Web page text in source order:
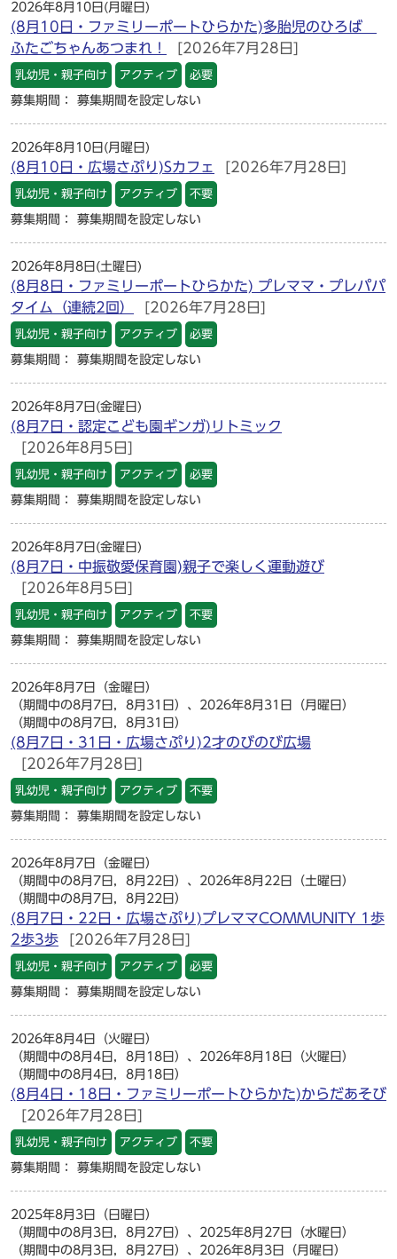
2026年8月10日(月曜日)
(8月10日・ファミリーポートひらかた)多胎児のひろば
ふたごちゃんあつまれ！
[2026年7月28日]
乳幼児・親子向け アクティブ 必要
募集期間： 募集期間を設定しない
2026年8月10日(月曜日)
(8月10日・広場さぷり)Sカフェ [2026年7月28日]
乳幼児・親子向け アクティブ 不要
募集期間： 募集期間を設定しない
2026年8月8日(土曜日)
(8月8日・ファミリーポートひらかた) プレママ・プレパパ
タイム（連続2回）
[2026年7月28日]
乳幼児・親子向け アクティブ 必要
募集期間： 募集期間を設定しない
2026年8月7日(金曜日)
(8月7日・認定こども園ギンガ)リトミック
[2026年8月5日]
乳幼児・親子向け アクティブ 必要
募集期間： 募集期間を設定しない
2026年8月7日(金曜日)
(8月7日・中振敬愛保育園)親子で楽しく運動遊び
[2026年8月5日]
乳幼児・親子向け アクティブ 不要
募集期間： 募集期間を設定しない
2026年8月7日（金曜日）
（期間中の8月7日，8月31日）、2026年8月31日（月曜日）
（期間中の8月7日，8月31日）
(8月7日・31日・広場さぷり)2才のびのび広場
[2026年7月28日]
乳幼児・親子向け アクティブ 不要
募集期間： 募集期間を設定しない
2026年8月7日（金曜日）
（期間中の8月7日，8月22日）、2026年8月22日（土曜日）
（期間中の8月7日，8月22日）
(8月7日・22日・広場さぷり)プレママCOMMUNITY 1歩
2歩3歩
[2026年7月28日]
乳幼児・親子向け アクティブ 必要
募集期間： 募集期間を設定しない
2026年8月4日（火曜日）
（期間中の8月4日，8月18日）、2026年8月18日（火曜日）
（期間中の8月4日，8月18日）
(8月4日・18日・ファミリーポートひらかた)からだあそび
[2026年7月28日]
乳幼児・親子向け アクティブ 不要
募集期間： 募集期間を設定しない
2025年8月3日（日曜日）
（期間中の8月3日，8月27日）、2025年8月27日（水曜日）
（期間中の8月3日，8月27日）、2026年8月3日（月曜日）